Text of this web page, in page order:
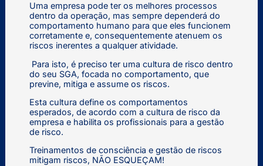
Uma empresa pode ter os melhores processos
dentro da operação, mas sempre dependerá do
comportamento humano para que eles funcionem
corretamente e, consequentemente atenuem os
riscos inerentes a qualquer atividade.
Para isto, é preciso ter uma cultura de risco dentro
do seu SGA, focada no comportamento, que
previne, mitiga e assume os riscos.
Esta cultura define os comportamentos
esperados, de acordo com a cultura de risco da
empresa e habilita os profissionais para a gestão
de risco.
Treinamentos de consciência e gestão de riscos
mitigam riscos, NÃO ESQUEÇAM!